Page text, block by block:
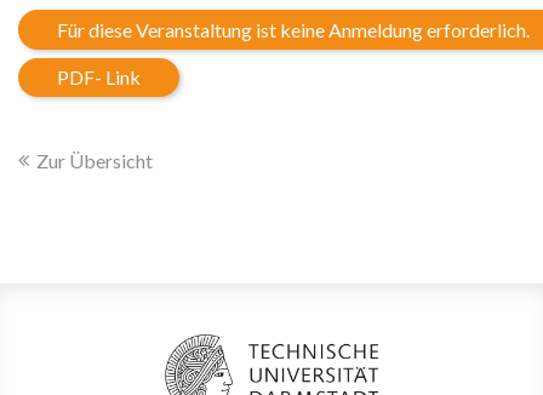
Für diese Veranstaltung ist keine Anmeldung erforderlich.
PDF- Link
Zur Übersicht